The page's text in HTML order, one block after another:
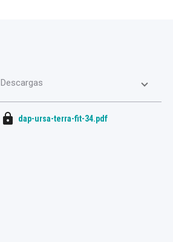
Descargas
lock dap-ursa-terra-fit-34.pdf